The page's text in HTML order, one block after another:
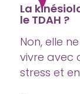
La
le TDAH ?
Non, elle
vivre avec
stress et